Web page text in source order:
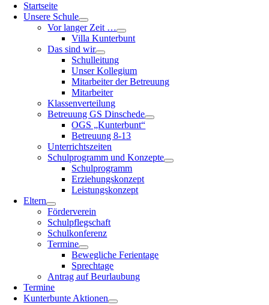
Startseite
Unsere Schule
Vor langer Zeit …
Villa Kunterbunt
Das sind wir
Schulleitung
Unser Kollegium
Mitarbeiter der Betreuung
Mitarbeiter
Klassenverteilung
Betreuung GS Dinschede
OGS „Kunterbunt“
Betreuung 8-13
Unterrichtszeiten
Schulprogramm und Konzepte
Schulprogramm
Erziehungskonzept
Leistungskonzept
Eltern
Förderverein
Schulpflegschaft
Schulkonferenz
Termine
Bewegliche Ferientage
Sprechtage
Antrag auf Beurlaubung
Termine
Kunterbunte Aktionen